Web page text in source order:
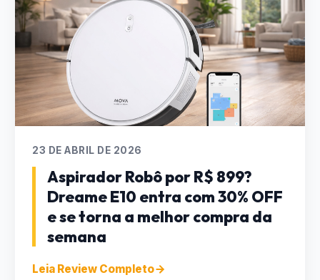
23 DE ABRIL DE 2026
Aspirador Robô por R$ 899?
Dreame E10 entra com 30% OFF
e se torna a melhor compra da
semana
Leia Review Completo